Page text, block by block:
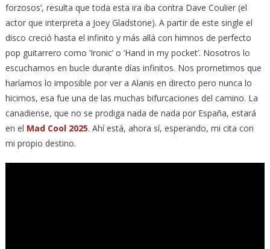
forzosos’, resulta que toda esta ira iba contra Dave Coulier (el
actor que interpreta a Joey Gladstone). A partir de este single el
disco creció hasta el infinito y más allá con himnos de perfecto
pop guitarrero como ‘Ironic’ o ‘Hand in my pocket’. Nosotros lo
escuchamos en bucle durante días infinitos. Nos prometimos que
haríamos lo imposible por ver a Alanis en directo pero nunca lo
hicimos, esa fue una de las muchas bifurcaciones del camino. La
canadiense, que no se prodiga nada de nada por España, estará
en el Mad Cool 2025. Ahí está, ahora sí, esperando, mi cita con
mi propio destino.